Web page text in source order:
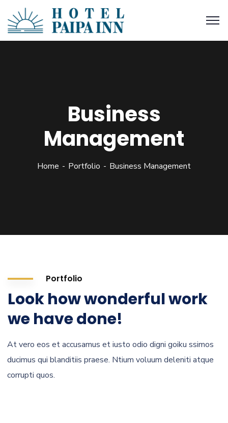
Business
Management
Home Portfolio Business Management
Portfolio
Look how wonderful work
we have done!
At vero eos et accusamus et iusto odio digni goiku ssimos
ducimus qui blanditiis praese. Ntium voluum deleniti atque
corrupti quos.